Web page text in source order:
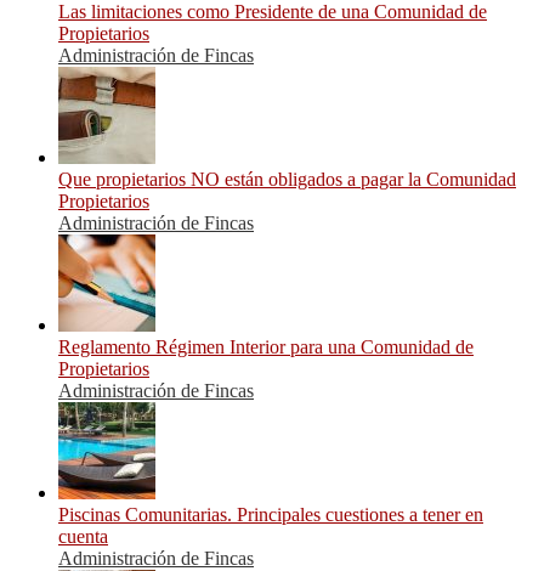
Las limitaciones como Presidente de una Comunidad de
Propietarios
Administración de Fincas
Que propietarios NO están obligados a pagar la Comunidad
Propietarios
Administración de Fincas
Reglamento Régimen Interior para una Comunidad de
Propietarios
Administración de Fincas
Piscinas Comunitarias. Principales cuestiones a tener en
cuenta
Administración de Fincas